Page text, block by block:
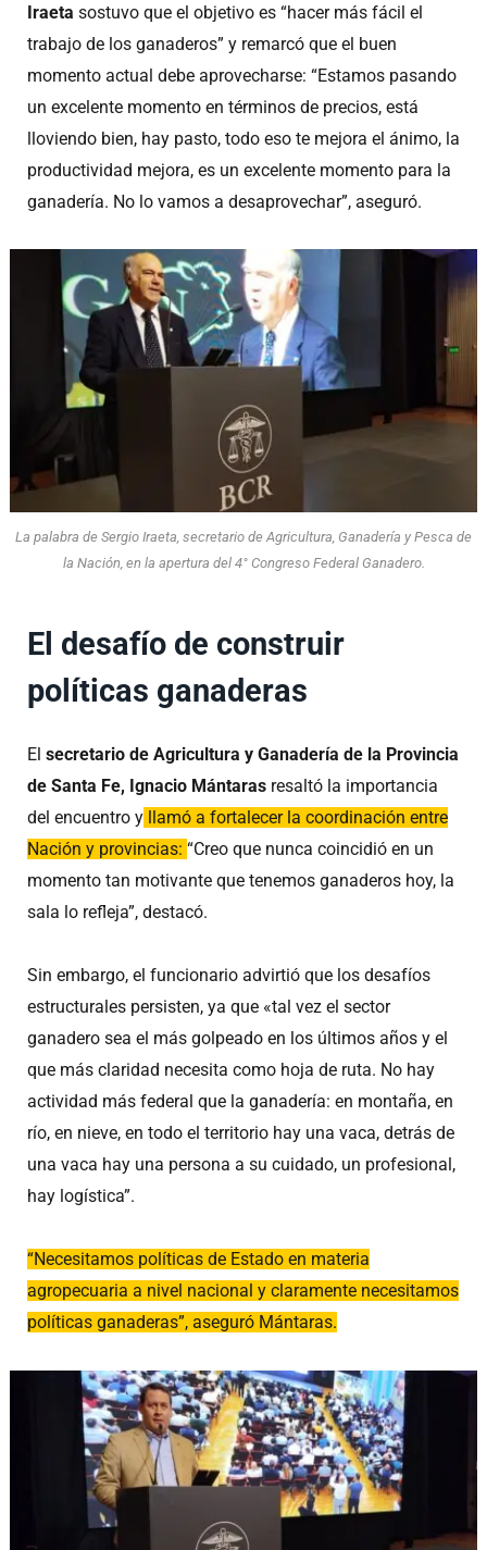
Iraeta sostuvo que el objetivo es “hacer más fácil el
trabajo de los ganaderos” y remarcó que el buen
momento actual debe aprovecharse: “Estamos pasando
un excelente momento en términos de precios, está
lloviendo bien, hay pasto, todo eso te mejora el ánimo, la
productividad mejora, es un excelente momento para la
ganadería. No lo vamos a desaprovechar”, aseguró.
La palabra de Sergio Iraeta, secretario de Agricultura, Ganadería y Pesca de
la Nación, en la apertura del 4° Congreso Federal Ganadero.
El desafío de construir
políticas ganaderas
El secretario de Agricultura y Ganadería de la Provincia
de Santa Fe, Ignacio Mántaras resaltó la importancia
del encuentro y llamó a fortalecer la coordinación entre
Nación y provincias: “Creo que nunca coincidió en un
momento tan motivante que tenemos ganaderos hoy, la
sala lo refleja”, destacó.
Sin embargo, el funcionario advirtió que los desafíos
estructurales persisten, ya que «tal vez el sector
ganadero sea el más golpeado en los últimos años y el
que más claridad necesita como hoja de ruta. No hay
actividad más federal que la ganadería: en montaña, en
río, en nieve, en todo el territorio hay una vaca, detrás de
una vaca hay una persona a su cuidado, un profesional,
hay logística”.
“Necesitamos políticas de Estado en materia
agropecuaria a nivel nacional y claramente necesitamos
políticas ganaderas”, aseguró Mántaras.